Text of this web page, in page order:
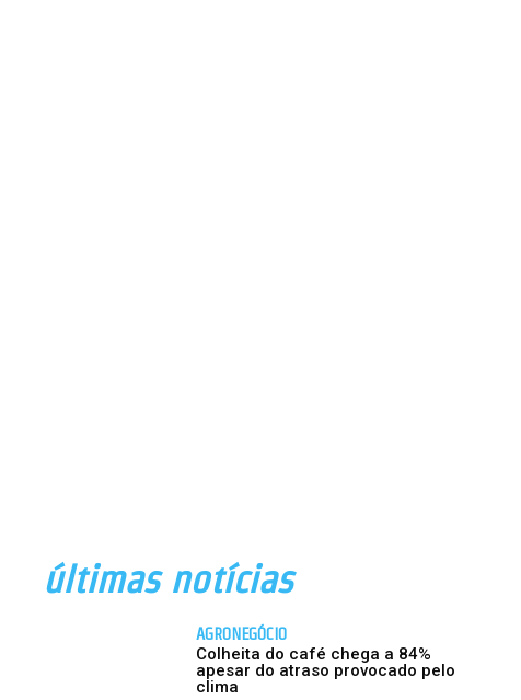
últimas notícias
AGRONEGÓCIO
Colheita do café chega a 84%
apesar do atraso provocado pelo
clima